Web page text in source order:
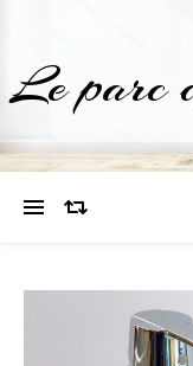
Le parc